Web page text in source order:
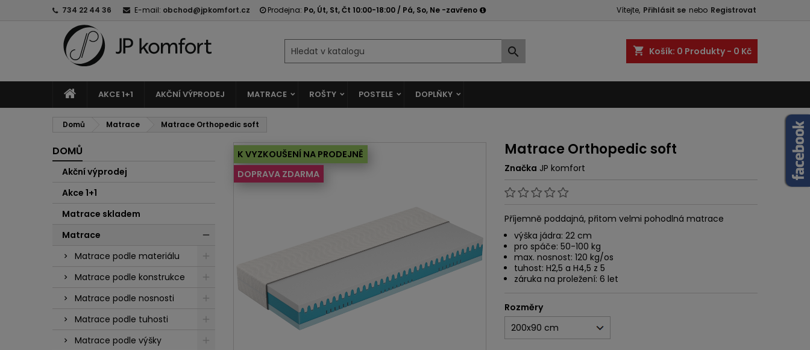
734 22 44 36 E-mail: obchod@jpkomfort.cz Prodejna: Po, Út, St, Čt 10:00-18:00 / Pá, So, Ne -zavřeno Vítejte, Přihlásit se nebo Registrovat
shopping_cart Košík: 0 Produkty - 0 Kč

AKCE 1+1 AKČNÍ VÝPRODEJ MATRACE ROŠTY POSTELE DOPLŇKY
Domů Matrace Matrace Orthopedic soft
DOMŮ
Akční výprodej
Akce 1+1
Matrace skladem
Matrace
Matrace podle materiálu
Matrace podle konstrukce
Matrace podle nosnosti
Matrace podle tuhosti
Matrace podle výšky
K VYZKOUŠENÍ NA PRODEJNĚ
DOPRAVA ZDARMA
Matrace Orthopedic soft
Značka JP komfort
Příjemně poddajná, přitom velmi pohodlná matrace
výška jádra: 22 cm
pro spáče: 50-100 kg
max. nosnost: 120 kg/os
tuhost: H2,5 a H4,5 z 5
záruka na proležení: 6 let
Rozměry